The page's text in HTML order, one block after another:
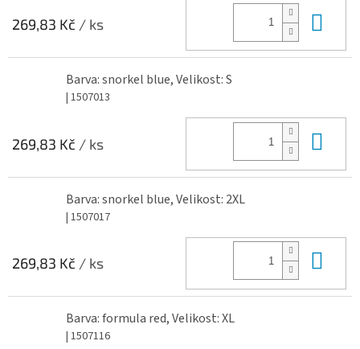
269,83 Kč / ks
Barva: snorkel blue, Velikost: S
| 1507013
269,83 Kč / ks
Barva: snorkel blue, Velikost: 2XL
| 1507017
269,83 Kč / ks
Barva: formula red, Velikost: XL
| 1507116